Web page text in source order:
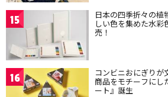
15 日本の四季折々の植
しい色を集めた水
売！
16 コンビニおにぎりが
商品をモチーフにし
ート』誕生